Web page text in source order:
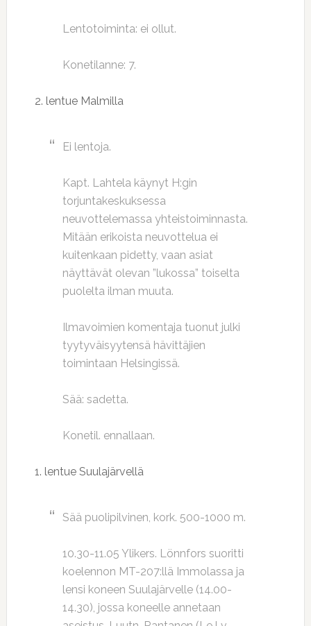
Lentotoiminta: ei ollut.
Konetilanne: 7.
2. lentue Malmilla
Ei lentoja.
Kapt. Lahtela käynyt H:gin
torjuntakeskuksessa
neuvottelemassa yhteistoiminnasta.
Mitään erikoista neuvottelua ei
kuitenkaan pidetty, vaan asiat
näyttävät olevan ”lukossa” toiselta
puolelta ilman muuta.
Ilmavoimien komentaja tuonut julki
tyytyväisyytensä hävittäjien
toimintaan Helsingissä.
Sää: sadetta.
Konetil. ennallaan.
1. lentue Suulajärvellä
Sää puolipilvinen, kork. 500-1000 m.
10.30-11.05 Ylikers. Lönnfors suoritti
koelennon MT-207:llä Immolassa ja
lensi koneen Suulajärvelle (14.00-
14.30), jossa koneelle annetaan